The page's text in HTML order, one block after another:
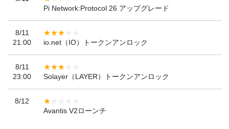
Pi Network:Protocol 26 アップグレード
8/11
21:00
io.net（IO）トークンアンロック
8/11
23:00
Solayer（LAYER）トークンアンロック
8/12
Avantis V2ローンチ